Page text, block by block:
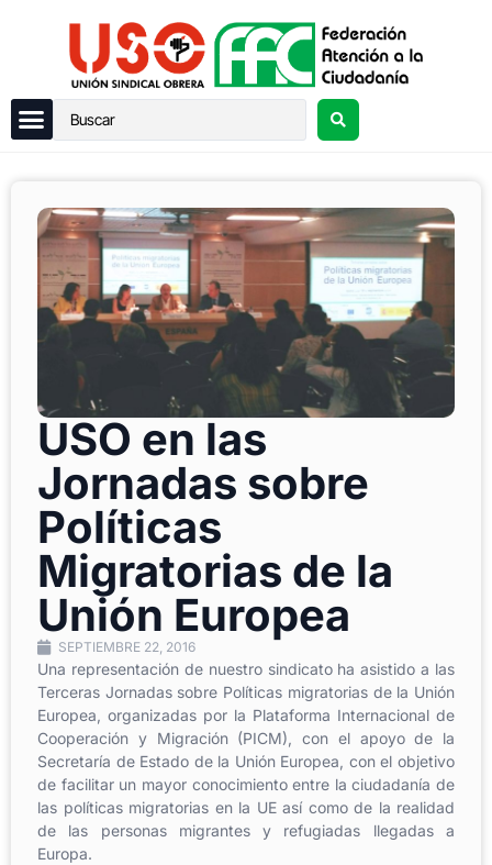
USO en las
Jornadas sobre
Políticas
Migratorias de la
Unión Europea
SEPTIEMBRE 22, 2016
Una representación de nuestro sindicato ha asistido a las
Terceras Jornadas sobre Políticas migratorias de la Unión
Europea, organizadas por la Plataforma Internacional de
Cooperación y Migración (PICM), con el apoyo de la
Secretaría de Estado de la Unión Europea, con el objetivo
de facilitar un mayor conocimiento entre la ciudadanía de
las políticas migratorias en la UE así como de la realidad
de las personas migrantes y refugiadas llegadas a
Europa.